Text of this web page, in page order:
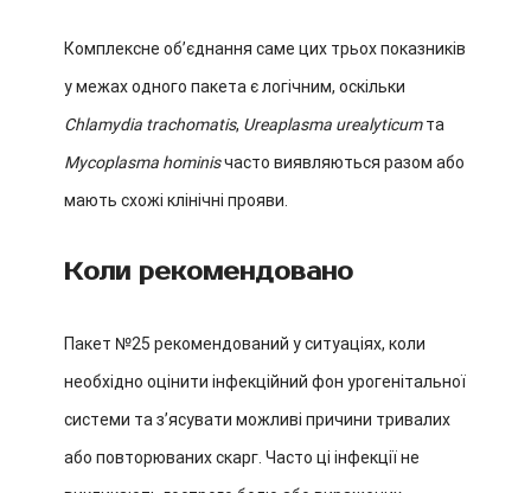
Комплексне обʼєднання саме цих трьох показників
у межах одного пакета є логічним, оскільки
Chlamydia trachomatis, Ureaplasma urealyticumта
Mycoplasma hominisчасто виявляються разом або
мають схожі клінічні прояви.
Коли рекомендовано
Пакет №25 рекомендований у ситуаціях, коли
необхідно оцінити інфекційний фон урогенітальної
системи та зʼясувати можливі причини тривалих
або повторюваних скарг. Часто ці інфекції не